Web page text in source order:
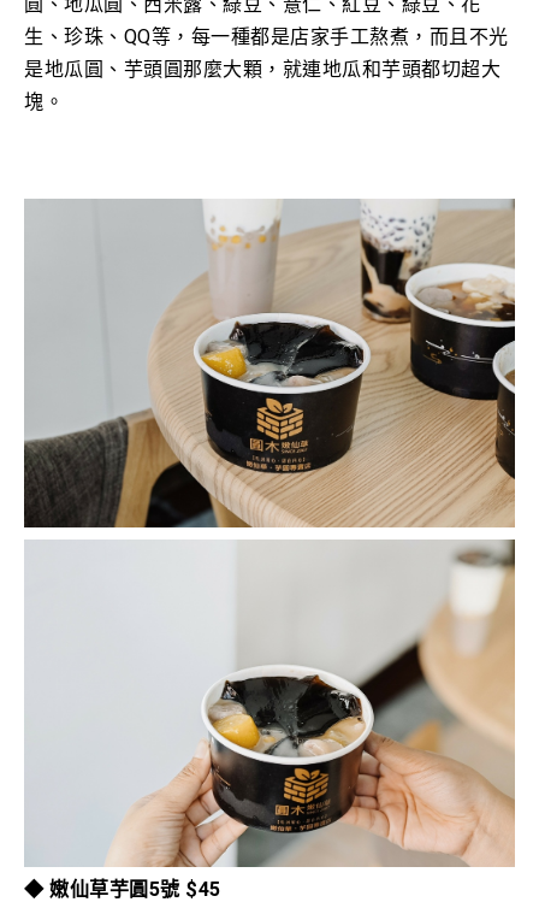
生、珍珠、QQ等，每一種都是店家手工熬煮，而且不光
是地瓜圓、芋頭圓那麼大顆，就連地瓜和芋頭都切超大
塊。
◆ 嫩仙草芋圓5號 $45